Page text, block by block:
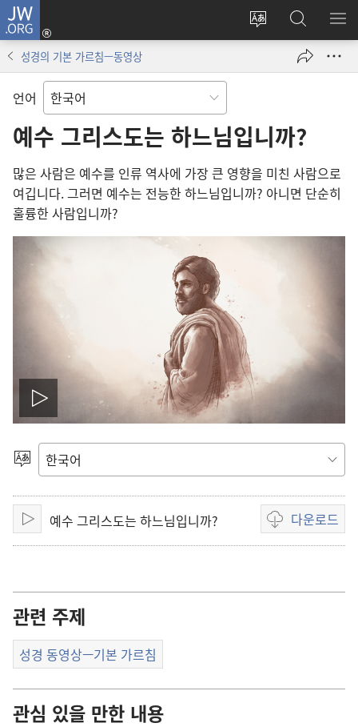
JW.ORG
사이트
변경
로그인
(새로운
열기)
JW.ORG
검색
메
성경의 기본 가르침—동영상
언어
예수 그리스도는 하느님입니까?
많은 사람은 예수를 인류 역사에 가장 큰 영향을 미친 사람으로
여깁니다. 그러면 예수는 전능한 하느님입니까? 아니면 단순히
훌륭한 사람입니까?
동
영
상
재
하
기
언어
재생예수 그리스도는 하느님입니까? 다운로드
동영상
다운로드
관련 주제
성경 동영상—기본 가르침
관심 있을 만한 내용